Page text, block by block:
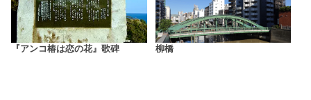
『アンコ椿は恋の花』歌碑 柳橋